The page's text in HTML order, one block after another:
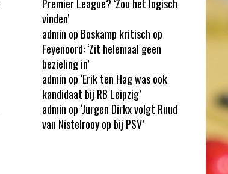
Premier League? ‘Zou het logisch
vinden’
admin op Boskamp kritisch op
Feyenoord: ‘Zit helemaal geen
bezieling in’
admin op ‘Erik ten Hag was ook
kandidaat bij RB Leipzig’
admin op ‘Jurgen Dirkx volgt Ruud
van Nistelrooy op bij PSV’